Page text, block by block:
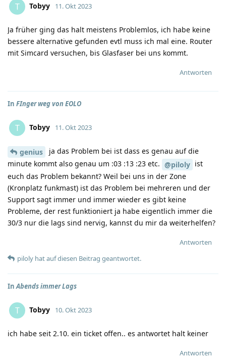
T Tobyy 11. Okt 2023
Ja früher ging das halt meistens Problemlos, ich habe keine
bessere alternative gefunden evtl muss ich mal eine. Router
mit Simcard versuchen, bis Glasfaser bei uns kommt.
Antworten
In FInger weg von EOLO
T Tobyy 11. Okt 2023
genius
ja das Problem bei ist dass es genau auf die
minute kommt also genau um :03 :13 :23 etc. @piloly ist
euch das Problem bekannt? Weil bei uns in der Zone
(Kronplatz funkmast) ist das Problem bei mehreren und der
Support sagt immer und immer wieder es gibt keine
Probleme, der rest funktioniert ja habe eigentlich immer die
30/3 nur die lags sind nervig, kannst du mir da weiterhelfen?
Antworten
piloly hatauf diesen Beitrag geantwortet.
InAbends immer Lags
T Tobyy 10. Okt 2023
ich habe seit 2.10. ein ticket offen.. es antwortet halt keiner
Antworten